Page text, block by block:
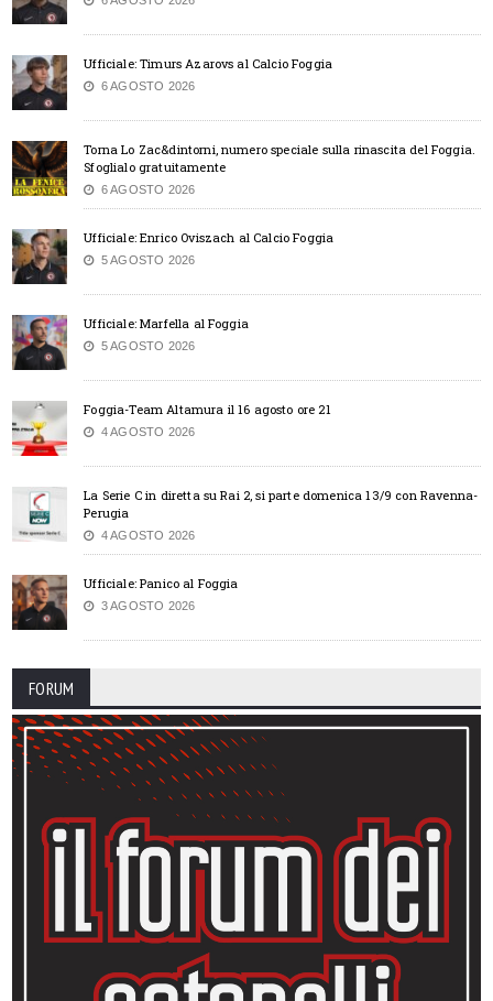
Ufficiale: Timurs Azarovs al Calcio Foggia
6 AGOSTO 2026
Torna Lo Zac&dintorni, numero speciale sulla rinascita del Foggia.
Sfoglialo gratuitamente
6 AGOSTO 2026
Ufficiale: Enrico Oviszach al Calcio Foggia
5 AGOSTO 2026
Ufficiale: Marfella al Foggia
5 AGOSTO 2026
Foggia-Team Altamura il 16 agosto ore 21
4 AGOSTO 2026
La Serie C in diretta su Rai 2, si parte domenica 13/9 con Ravenna-
Perugia
4 AGOSTO 2026
Ufficiale: Panico al Foggia
3 AGOSTO 2026
FORUM